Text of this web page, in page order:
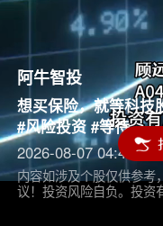
阿牛智投
想买保险，就等科技
#风险投资 #等待
2026-08-07 04:45
内容如涉及个股仅供参考
议！投资风险自负。投资